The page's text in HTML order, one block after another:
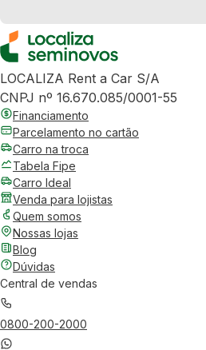
LOCALIZA Rent a Car S/A
CNPJ nº 16.670.085/0001-55
Financiamento
Parcelamento no cartão
Carro na troca
Tabela Fipe
Carro Ideal
Venda para lojistas
Quem somos
Nossas lojas
Blog
Dúvidas
Central de vendas
0800-200-2000